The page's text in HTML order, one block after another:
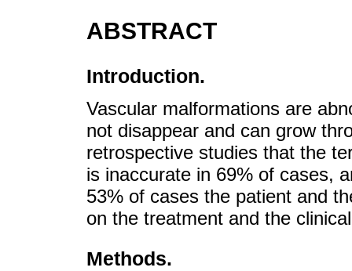
ABSTRACT
Introduction.
Vascular malformations are
not disappear and can grow
retrospective studies that the
is inaccurate in 69% of cases,
53% of cases the patient and
on the treatment and the
Methods.